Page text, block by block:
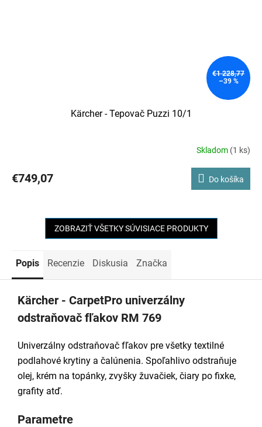
€1 228,77
–39 %
Kärcher - Tepovač Puzzi 10/1
Skladom (1 ks)
€749,07 Do košíka
ZOBRAZIŤ VŠETKY SÚVISIACE PRODUKTY
Popis Recenzie Diskusia Značka
Kärcher - CarpetPro univerzálny
odstraňovač fľakov RM 769
Univerzálny odstraňovač fľakov pre všetky textilné
podlahové krytiny a čalúnenia. Spoľahlivo odstraňuje
olej, krém na topánky, zvyšky žuvačiek, čiary po fixke,
grafity atď.
Parametre